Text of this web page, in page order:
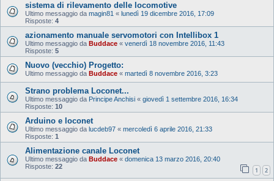
sistema di rilevamento delle locomotive
Ultimo messaggio da magin81 « lunedì 19 dicembre 2016, 17:09
Risposte: 4
azionamento manuale servomotori con Intellibox 1
Ultimo messaggio da Buddace « venerdì 18 novembre 2016, 11:43
Risposte: 5
Nuovo (vecchio) Progetto:
Ultimo messaggio da Buddace « martedì 8 novembre 2016, 3:23
Strano problema Loconet...
Ultimo messaggio da Principe Anchisi « giovedì 1 settembre 2016, 16:34
Risposte: 10
Arduino e loconet
Ultimo messaggio da lucdeb97 « mercoledì 6 aprile 2016, 21:33
Risposte: 1
Alimentazione canale Loconet
Ultimo messaggio da Buddace « domenica 13 marzo 2016, 20:40
Risposte: 22 1 2